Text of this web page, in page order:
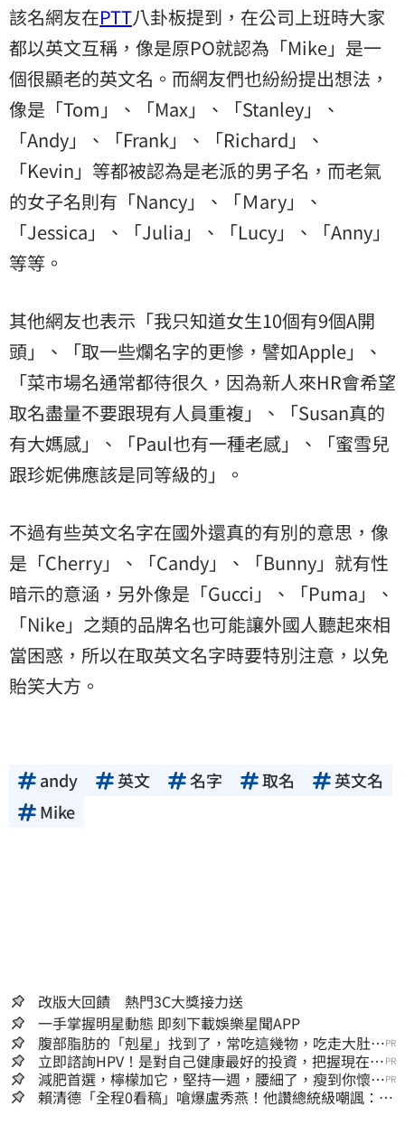
該名網友在PTT八卦板提到，在公司上班時大家
都以英文互稱，像是原PO就認為「Mike」是一
個很顯老的英文名。而網友們也紛紛提出想法，
像是「Tom」、「Max」、「Stanley」、
「Andy」、「Frank」、「Richard」、
「Kevin」等都被認為是老派的男子名，而老氣
的女子名則有「Nancy」、「Ｍary」、
「Jessica」、「Julia」、「Lucy」、「Anny」
等等。
其他網友也表示「我只知道女生10個有9個A開
頭」、「取一些爛名字的更慘，譬如Apple」、
「菜市場名通常都待很久，因為新人來HR會希望
取名盡量不要跟現有人員重複」、「Susan真的
有大媽感」、「Paul也有一種老感」、「蜜雪兒
跟珍妮佛應該是同等級的」。
不過有些英文名字在國外還真的有別的意思，像
是「Cherry」、「Candy」、「Bunny」就有性
暗示的意涵，另外像是「Gucci」、「Puma」、
「Nike」之類的品牌名也可能讓外國人聽起來相
當困惑，所以在取英文名字時要特別注意，以免
貽笑大方。
andy 英文 名字 取名
英文名
Mike
改版大回饋 熱門3C大獎接力送
一手掌握明星動態 即刻下載娛樂星聞APP
腹部脂肪的「剋星」找到了，常吃這幾物，吃走大肚
囊，瘦出小蠻腰
PR
立即諮詢HPV！是對自己健康最好的投資，把握現在不
嫌晚！
PR
減肥首選，檸檬加它，堅持一週，腰細了，瘦到你懷疑
人生
PR
賴清德「全程0看稿」嗆爆盧秀燕！他讚總統級嘲諷：把